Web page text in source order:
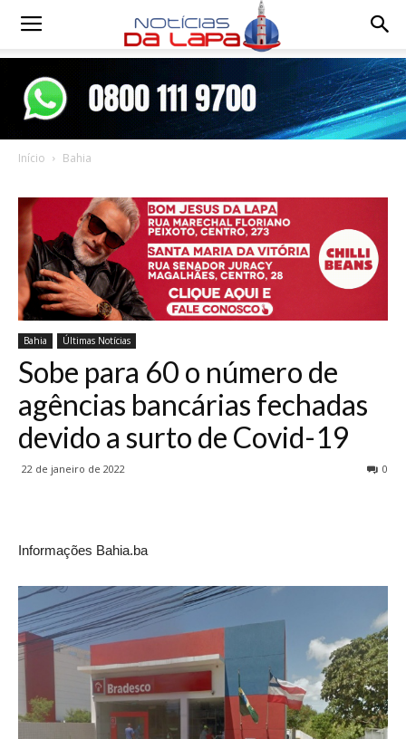
Notícias
Início Bahia
Bahia Últimas Notícias
Sobe para 60 o número de
agências bancárias fechadas
devido a surto de Covid-19
22 de janeiro de 2022 0
Informações Bahia.ba